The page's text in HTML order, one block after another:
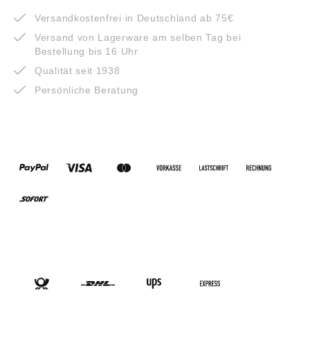
Versandkostenfrei in Deutschland ab 75€
Versand von Lagerware am selben Tag bei
Bestellung bis 16 Uhr
Qualität seit 1938
Persönliche Beratung